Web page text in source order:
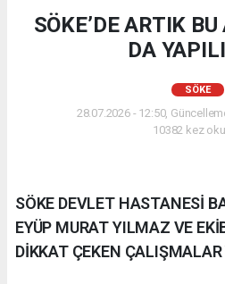
SÖKE’DE ARTIK
DA
SÖKE
28.07.2026 - 12:50,
10382 kez
SÖKE DEVLET HASTANESİ
EYÜP MURAT YILMAZ VE
DİKKAT ÇEKEN ÇALIŞMALAR